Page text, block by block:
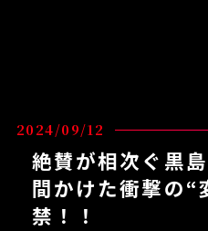
2024/09/12
絶賛が相次ぐ黒
間かけた衝撃の“
禁！！